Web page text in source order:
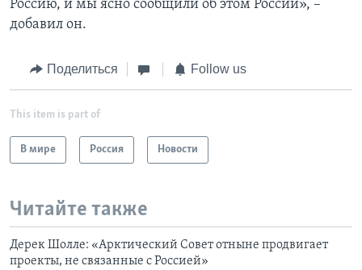
Россию, и мы ясно сообщили об этом России», –
добавил он.
Поделиться Follow us
This item is part of
В мире Россия Новости
Читайте также
Дерек Шолле: «Арктический Совет отныне продвигает
проекты, не связанные с Россией»